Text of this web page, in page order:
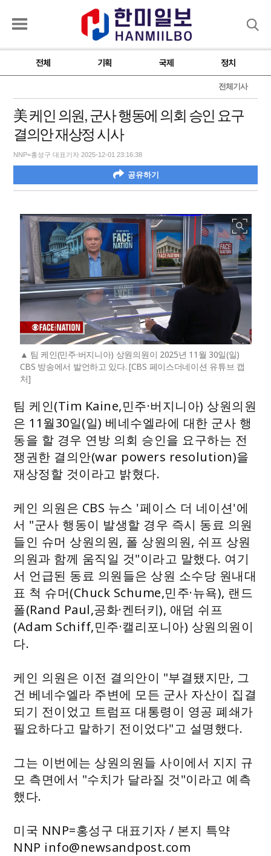
전체 기획 국제 정치
전체기사
美 케인 의원, 군사 행동에 의회 승인 요구
결의안 재상정 시사
NNP=홍성구 대표기자 2025-12-01 23:16:38
공유하기
팀 케인(민주·버지니아) 상원의원이 2025년 11월 30일(일)
CBS 방송에서 발언하고 있다. [CBS 페이스더네이션 유튜브 캡
처]
팀 케인(Tim Kaine,민주·버지니아) 상원의원
은 11월30일(일) 베네수엘라에 대한 군사 행
동을 할 경우 연방 의회 승인을 요구하는 전
쟁권한 결의안(war powers resolution)을
재상정할 것이라고 밝혔다.
케인 의원은 CBS 뉴스 '페이스 더 네이션'에
서 "군사 행동이 발생할 경우 즉시 동료 의원
들인 슈머 상원의원, 폴 상원의원, 쉬프 상원
의원과 함께 움직일 것"이라고 말했다. 여기
서 언급된 동료 의원들은 상원 소수당 원내대
표 척 슈머(Chuck Schume,민주·뉴욕), 랜드
폴(Rand Paul,공화·켄터키), 애덤 쉬프
(Adam Schiff,민주·캘리포니아) 상원의원이
다.
케인 의원은 이전 결의안이 "부결됐지만, 그
건 베네수엘라 주변에 모든 군사 자산이 집결
되기 전이었고 트럼프 대통령이 영공 폐쇄가
필요하다고 말하기 전이었다"고 설명했다.
그는 이번에는 상원의원들 사이에서 지지 규
모 측면에서 "수치가 달라질 것"이라고 예측
했다.
미국 NNP=홍성구 대표기자 / 본지 특약
NNP info@newsandpost.com